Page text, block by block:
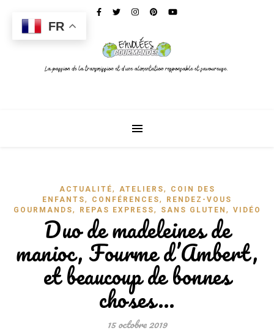
ACTUALITÉ, ATELIERS,
COIN DES
ENFANTS, CONFÉRENCES,
RENDEZ-VOUS
GOURMANDS, REPAS EXPRESS, SANS GLUTEN , VIDÉO
Duo de madeleines de
manioc, Fourme d’Ambert,
et beaucoup de bonnes
choses…
15 octobre 2019
FR